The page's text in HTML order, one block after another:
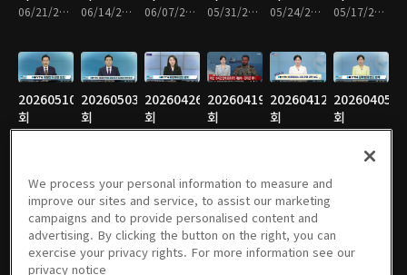
06/21/2026 • 31분 06/14/2026 • 31분 06/07/2026 • 31분 05/31/2026 • 31분 05/24/2026 • 31분 05/17/2026 • 31분
20260510
회
05/10/2026 • 31분
20260503
회
05/03/2026 • 31분
20260426
회
04/26/2026 • 31분
20260419
회
04/19/2026 • 19분
20260412
회
04/12/2026 • 31분
20260405
회
04/05/2026 • 31분
20260329
회
03/29/2026 • 31분
20260322
회
03/22/2026 • 31분
20260315
회
03/15/2026 • 31분
20260308
회
03/08/2026 • 31분
20260301
회
03/01/2026 • 31분
회
We process your personal information to measure and
improve our sites and service, to assist our marketing
campaigns and to provide personalised content and
advertising. By clicking the button on the right, you can
exercise your privacy rights. For more information see our
privacy notice